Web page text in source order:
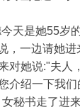
天是她55岁
，一边请她
对她说:"夫人
介绍一下我
秘书走了进